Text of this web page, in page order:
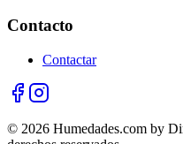
Contacto
Contactar
© 2026 Humedades.com by